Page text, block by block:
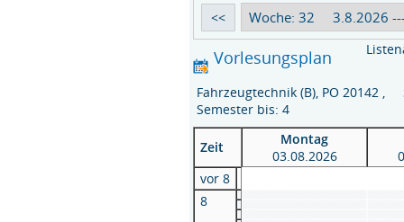
Vorlesungsplan
Fahrzeugtechnik (B), PO 20142
Semester bis: 4
Zeit
Montag
03.08.2026
vor 8
8